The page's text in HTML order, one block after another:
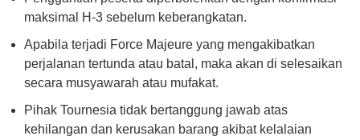
maksimal H-3 sebelum keberangkatan.
Apabila terjadi Force Majeure yang mengakibatkan
perjalanan tertunda atau batal, maka akan di selesaikan
secara musyawarah atau mufakat.
Pihak Tournesia tidak bertanggung jawab atas
kehilangan dan kerusakan barang akibat kelalaian